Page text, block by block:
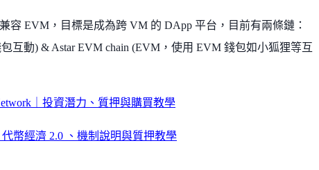
容 EVM，目標是成為跨 VM 的 DApp 平台，目前有兩條鏈：
互動) & Astar EVM chain (EVM，使用 EVM 錢包如小狐狸等互
｜投資潛力、質押與購買教學
幣經濟 2.0 、機制說明與質押教學